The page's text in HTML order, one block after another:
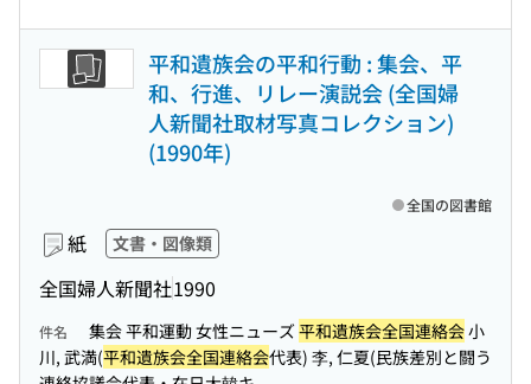
平和遺族会の平和行動 : 集会、平
和、行進、リレー演説会 (全国婦
人新聞社取材写真コレクション)
(1990年)
紙 文書・図像類
全国婦人新聞社1990
全国の図書館
件名 集会 平和運動 女性ニューズ平和遺族会全国連絡会小
川, 武満(平和遺族会全国連絡会代表) 李, 仁夏(民族差別と闘う